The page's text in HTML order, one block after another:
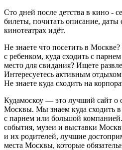
Сто дней после детства в кино -
билеты, почитать описание, даты
кинотеатрах идёт.
Не знаете что посетить в
с ребенком, куда сходить с
место для свидания? Ищете
Интересуетесь активным
Не знаете куда сходить на
Кудамоскоу — это лучший сайт о
Москвы. Мы знаем куда сходить
с парнем или большой
события, музеи и выставки
и их родителей, лучшие
места Москвы, которые